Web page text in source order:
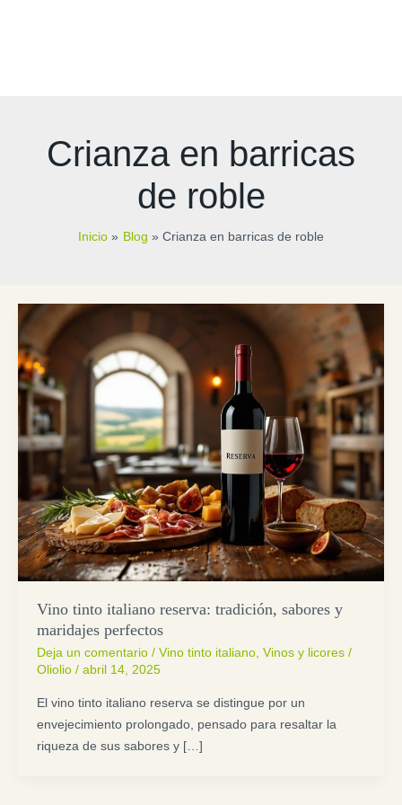
Crianza en barricas
de roble
Inicio Blog Crianza en barricas de roble
Vino tinto italiano reserva: tradición, sabores y
maridajes perfectos
Deja un comentario / Vino tinto italiano, Vinos y licores/
Oliolio / abril 14, 2025
El vino tinto italiano reserva se distingue por un
envejecimiento prolongado, pensado para resaltar la
riqueza de sus sabores y […]